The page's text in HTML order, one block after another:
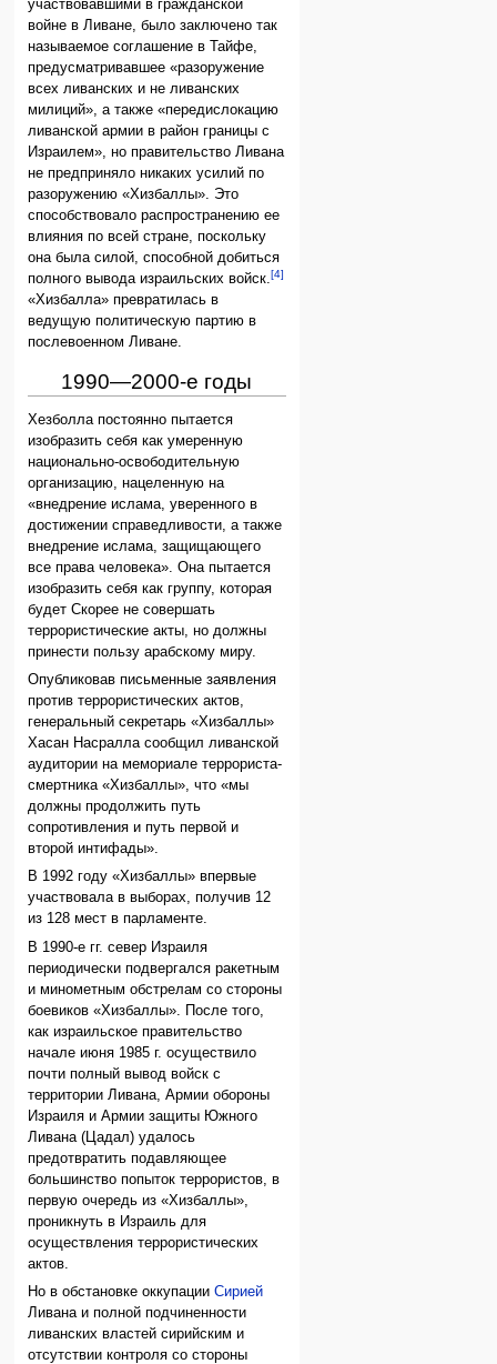
участвовавшими в гражданской
войне в Ливане, было заключено так
называемое соглашение в Тайфе,
предусматривавшее «разоружение
всех ливанских и не ливанских
милиций», а также «передислокацию
ливанской армии в район границы с
Израилем», но правительство Ливана
не предприняло никаких усилий по
разоружению «Хизбаллы». Это
способствовало распространению ее
влияния по всей стране, поскольку
она была силой, способной добиться
полного вывода израильских войск.[4]
«Хизбалла» превратилась в
ведущую политическую партию в
послевоенном Ливане.
1990—2000-е годы
Хезболла постоянно пытается
изобразить себя как умеренную
национально-освободительную
организацию, нацеленную на
«внедрение ислама, уверенного в
достижении справедливости, а также
внедрение ислама, защищающего
все права человека». Она пытается
изобразить себя как группу, которая
будет Скорее не совершать
террористические акты, но должны
принести пользу арабскому миру.
Опубликовав письменные заявления
против террористических актов,
генеральный секретарь «Хизбаллы»
Хасан Насралла сообщил ливанской
аудитории на мемориале террориста-
смертника «Хизбаллы», что «мы
должны продолжить путь
сопротивления и путь первой и
второй интифады».
В 1992 году «Хизбаллы» впервые
участвовала в выборах, получив 12
из 128 мест в парламенте.
В 1990-е гг. север Израиля
периодически подвергался ракетным
и минометным обстрелам со стороны
боевиков «Хизбаллы». После того,
как израильское правительство
начале июня 1985 г. осуществило
почти полный вывод войск с
территории Ливана, Армии обороны
Израиля и Армии защиты Южного
Ливана (Цадал) удалось
предотвратить подавляющее
большинство попыток террористов, в
первую очередь из «Хизбаллы»,
проникнуть в Израиль для
осуществления террористических
актов.
Но в обстановке оккупацииСирией
Ливана и полной подчиненности
ливанских властей сирийским и
отсутствии контроля со стороны